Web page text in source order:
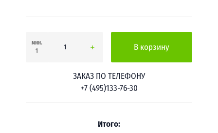
мин.
1
В корзину
ЗАКАЗ ПО ТЕЛЕФОНУ
+7 (495)133-76-30
Итого: